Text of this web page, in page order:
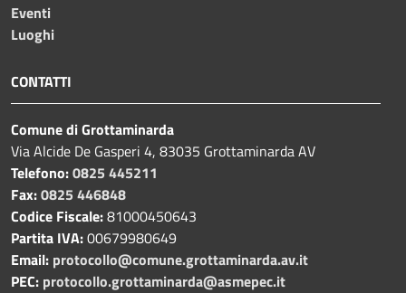
Eventi
Luoghi
CONTATTI
Comune di Grottaminarda
Via Alcide De Gasperi 4, 83035 Grottaminarda AV
Telefono:0825 445211
Fax:0825 446848
Codice Fiscale:81000450643
Partita IVA:00679980649
Email: protocollo@comune.grottaminarda.av.it
PEC: protocollo.grottaminarda@asmepec.it